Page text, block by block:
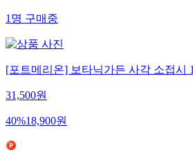
1 명 구매중
[포트메리온] 보타닉가든 사각 소접시
31,500원
40%18,900원